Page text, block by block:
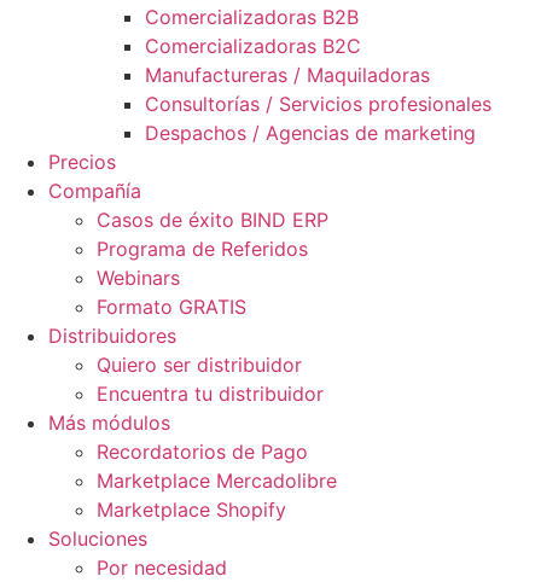
Comercializadoras B2B
Comercializadoras B2C
Manufactureras / Maquiladoras
Consultorías / Servicios profesionales
Despachos / Agencias de marketing
Precios
Compañía
Casos de éxito BIND ERP
Programa de Referidos
Webinars
Formato GRATIS
Distribuidores
Quiero ser distribuidor
Encuentra tu distribuidor
Más módulos
Recordatorios de Pago
Marketplace Mercadolibre
Marketplace Shopify
Soluciones
Por necesidad